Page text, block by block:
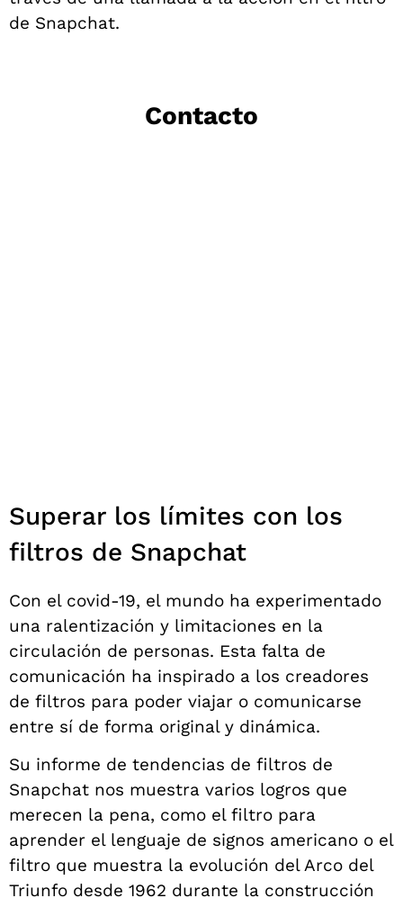
de Snapchat.
Contacto
Superar los límites con los
filtros de Snapchat
Con el covid-19, el mundo ha experimentado
una ralentización y limitaciones en la
circulación de personas. Esta falta de
comunicación ha inspirado a los creadores
de filtros para poder viajar o comunicarse
entre sí de forma original y dinámica.
Su informe de tendencias de filtros de
Snapchat nos muestra varios logros que
merecen la pena, como el filtro para
aprender el lenguaje de signos americano o el
filtro que muestra la evolución del Arco del
Triunfo desde 1962 durante la construcción